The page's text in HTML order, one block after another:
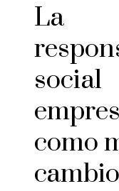
La
social
como
cambio